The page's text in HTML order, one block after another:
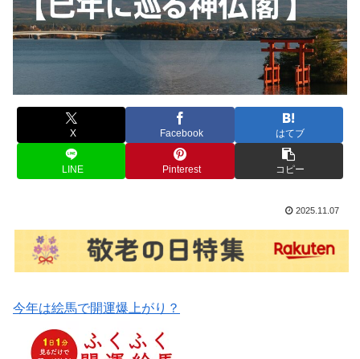
X Facebook はてブ
LINE Pinterest コピー
2025.11.07
今年は絵馬で開運爆上がり？